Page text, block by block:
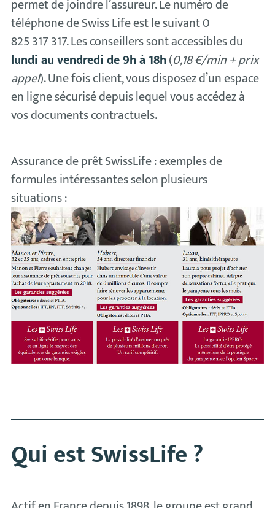
permet de joindre l’assureur. Le numéro de
téléphone de Swiss Life est le suivant 0
825 317 317. Les conseillers sont accessibles du
lundi au vendredi de 9h à 18h(0,18 €/min + prix
appel). Une fois client, vous disposez d’un espace
en ligne sécurisé depuis lequel vous accédez à
vos documents contractuels.
Assurance de prêt SwissLife : exemples de
formules intéressantes selon plusieurs
situations :
Qui est SwissLife ?